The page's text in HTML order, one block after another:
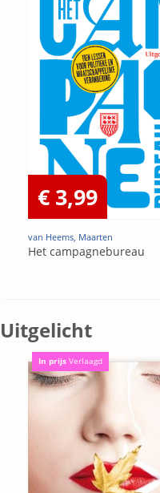
€ 3,99
van Heems, Maarten
Het campagnebureau
Uitgelicht
In prijs Verlaagd